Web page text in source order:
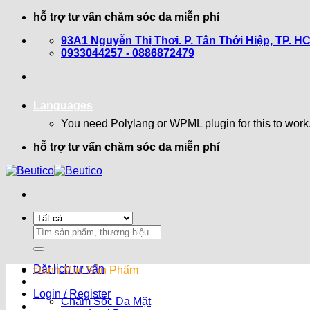
hỗ trợ tư vấn chăm sóc da miễn phí
93A1 Nguyễn Thị Thơi. P. Tân Thới Hiệp, TP.
0933044257 - 0886872479
Languages
You need Polylang or WPML plugin for this to
hỗ trợ tư vấn chăm sóc da miễn phí
Search
for:
Đặt lịch tư vấn
Login / Register
Danh Mục Sản Phẩm
Chăm Sóc Da Mặt